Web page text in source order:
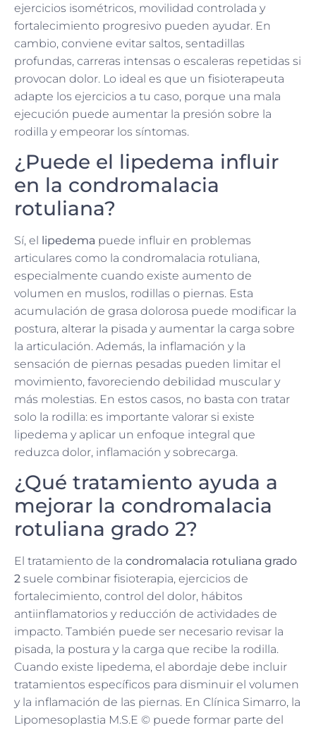
ejercicios isométricos, movilidad controlada y
fortalecimiento progresivo pueden ayudar. En
cambio, conviene evitar saltos, sentadillas
profundas, carreras intensas o escaleras repetidas si
provocan dolor. Lo ideal es que un fisioterapeuta
adapte los ejercicios a tu caso, porque una mala
ejecución puede aumentar la presión sobre la
rodilla y empeorar los síntomas.
¿Puede el lipedema influir
en la condromalacia
rotuliana?
Sí, el lipedema puede influir en problemas
articulares como la condromalacia rotuliana,
especialmente cuando existe aumento de
volumen en muslos, rodillas o piernas. Esta
acumulación de grasa dolorosa puede modificar la
postura, alterar la pisada y aumentar la carga sobre
la articulación. Además, la inflamación y la
sensación de piernas pesadas pueden limitar el
movimiento, favoreciendo debilidad muscular y
más molestias. En estos casos, no basta con tratar
solo la rodilla: es importante valorar si existe
lipedema y aplicar un enfoque integral que
reduzca dolor, inflamación y sobrecarga.
¿Qué tratamiento ayuda a
mejorar la condromalacia
rotuliana grado 2?
El tratamiento de la condromalacia rotuliana grado
2 suele combinar fisioterapia, ejercicios de
fortalecimiento, control del dolor, hábitos
antiinflamatorios y reducción de actividades de
impacto. También puede ser necesario revisar la
pisada, la postura y la carga que recibe la rodilla.
Cuando existe lipedema, el abordaje debe incluir
tratamientos específicos para disminuir el volumen
y la inflamación de las piernas. En Clínica Simarro, la
Lipomesoplastia M.S.E © puede formar parte del